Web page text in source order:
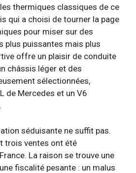
thermiques classiques de ce
qui a choisi de tourner la page
pour miser sur des
plus puissantes mais plus
offre un plaisir de conduite
châssis léger et des
sélectionnées,
de Mercedes et un V6
séduisante ne suffit pas.
trois ventes ont été
La raison se trouve une
fiscalité pesante : un malus